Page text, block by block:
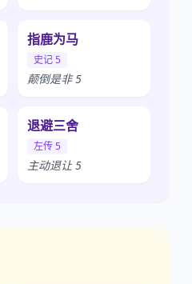
指鹿为马
史记 5
颠倒是非 5
退避三舍
左传 5
主动退让 5